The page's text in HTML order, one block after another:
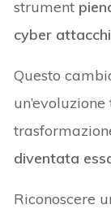
strument
cyber attacchi
Questo
diventata
Riconoscere